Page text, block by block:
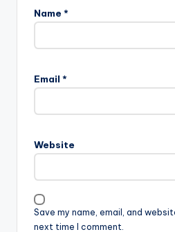
Name *
Email *
Website
Save my name, email, and
next time I comment.